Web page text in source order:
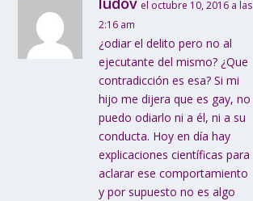
el octubre 10, 2016 a las
2:16 am
¿odiar el delito pero no al
ejecutante del mismo? ¿Que
contradicción es esa? Si mi
hijo me dijera que es gay, no
puedo odiarlo ni a él, ni a su
conducta. Hoy en día hay
explicaciones científicas para
aclarar ese comportamiento
y por supuesto no es algo